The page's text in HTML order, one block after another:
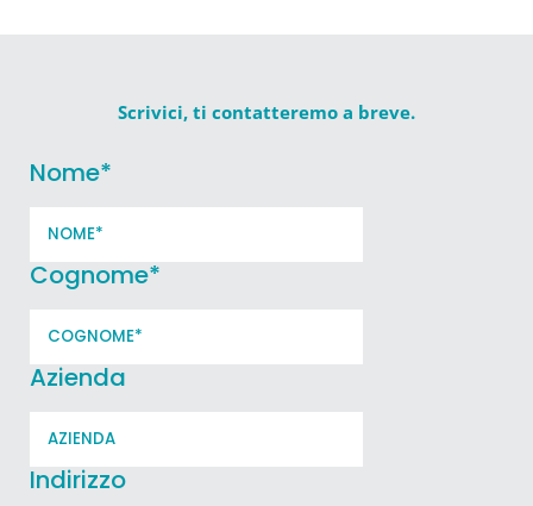
Scrivici, ti contatteremo a breve.
Nome*
Cognome*
Azienda
Indirizzo